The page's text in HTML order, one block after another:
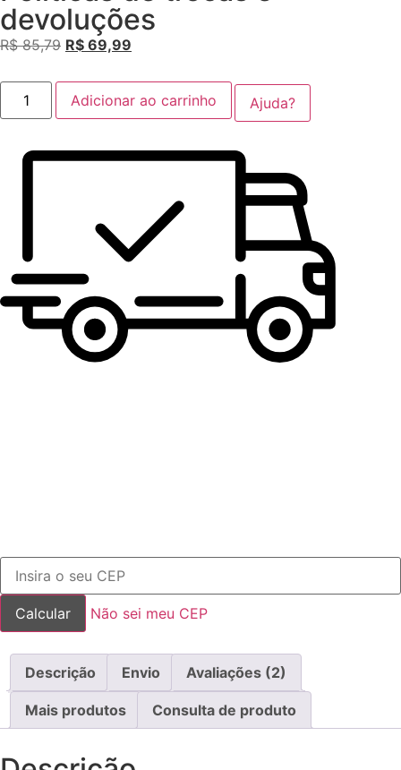
devoluções
R$85,79 R$ 69,99
Adicionar ao carrinho Ajuda?
Não sei meu CEP
Descrição Envio Avaliações (2)
Mais produtos Consulta de produto